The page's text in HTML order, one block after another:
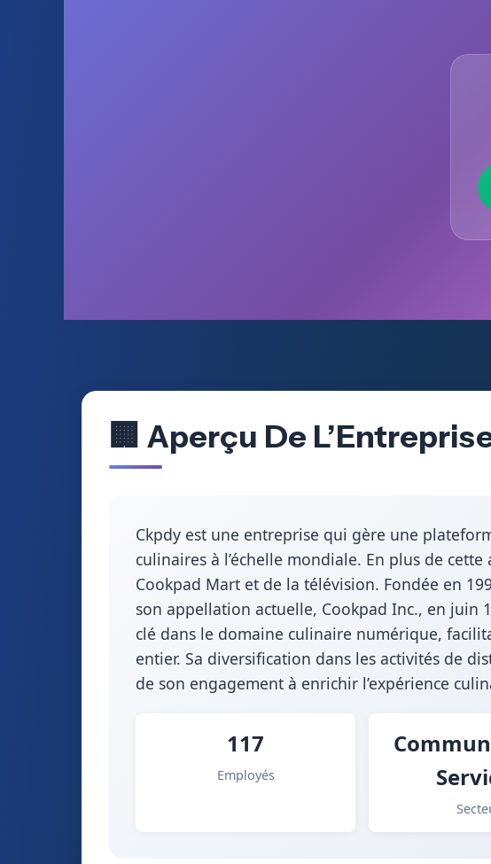
🏢 Aperçu De
Ckpdy est une entreprise qui gère une
culinaires à l’échelle mondiale. En plus de
Cookpad Mart et de la télévision. Fondée en
son appellation actuelle, Cookpad Inc., en juin
clé dans le domaine culinaire numérique,
entier. Sa diversification dans les activités de
de son engagement à enrichir l’expérience
117
Employés